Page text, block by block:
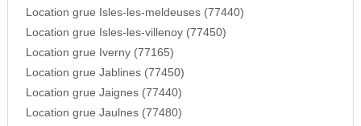
Location grue Isles-les-meldeuses (77440)
Location grue Isles-les-villenoy (77450)
Location grue Iverny (77165)
Location grue Jablines (77450)
Location grue Jaignes (77440)
Location grue Jaulnes (77480)